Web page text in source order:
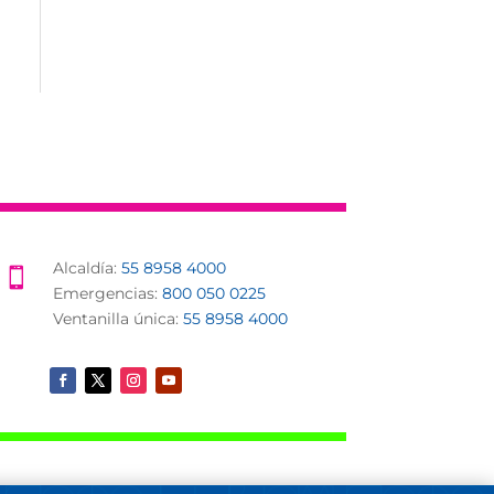
 Alcaldía:55 8958 4000
Emergencias:800 050 0225
Ventanilla única:55 8958 4000